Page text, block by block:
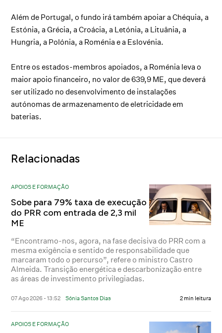
Além de Portugal, o fundo irá também apoiar a Chéquia, a
Estónia, a Grécia, a Croácia, a Letónia, a Lituânia, a
Hungria, a Polónia, a Roménia e a Eslovénia.
Entre os estados-membros apoiados, a Roménia leva o
maior apoio financeiro, no valor de 639,9 ME, que deverá
ser utilizado no desenvolvimento de instalações
autónomas de armazenamento de eletricidade em
baterias.
Relacionadas
APOIOS E FORMAÇÃO
Sobe para 79% taxa de execução
do PRR com entrada de 2,3 mil
ME
“Encontramo-nos, agora, na fase decisiva do PRR com a
mesma exigência e sentido de responsabilidade que
marcaram todo o percurso”, refere o ministro Castro
Almeida. Transição energética e descarbonização entre
as áreas de investimento privilegiadas.
07 Ago 2026 - 13:52 Sónia Santos Dias 2 min leitura
APOIOS E FORMAÇÃO